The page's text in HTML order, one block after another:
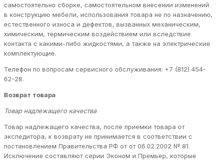
самостоятельно сборке, самостоятельном внесении изменений
в конструкцию мебели, использования товара не по назначению,
естественного износа и дефектов, вызванных механическим,
химическим, термическим воздействием или вследствие
контакта с какими-либо жидкостями, а также на электрические
комплектующие.
Телефон по вопросам сервисного обслуживания: +7 (812) 454-
62-28.
Возврат товара
Товар надлежащего качества
Товар надлежащего качества, после приемки товара от
экспедитора, к возврату не принимается в соответствии с
постановлением Правительства РФ от от 06.02.2002 № 81.
Исключение составляют серии Эконом и Премьер, которые